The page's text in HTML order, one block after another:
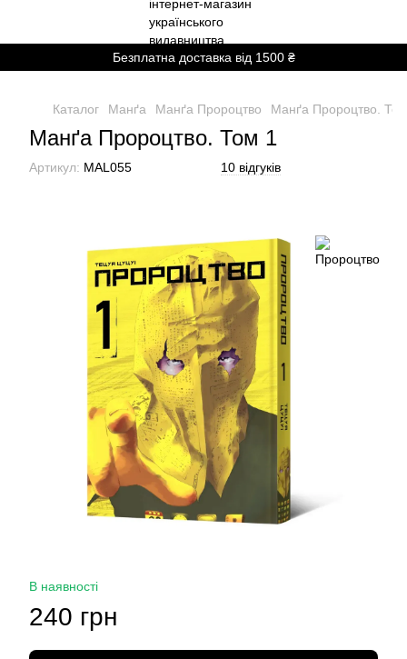
Безплатна доставка від 1500 ₴
Каталог Манґа Манґа Пророцтво Манґа Пророцтво.
Манґа Пророцтво. Том 1
Артикул: MAL055 10 відгуків
В наявності
240 грн